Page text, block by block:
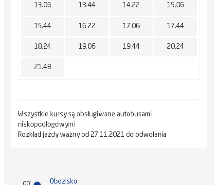
13.06 13.44 14.22 15.06
15.44 16.22 17.06 17.44
18.24 19.06 19.44 20.24
21.48
Wszystkie kursy są obsługiwane autobusami
niskopodłogowymi
Rozkład jazdy ważny od 27.11.2021 do odwołania
Obozisko